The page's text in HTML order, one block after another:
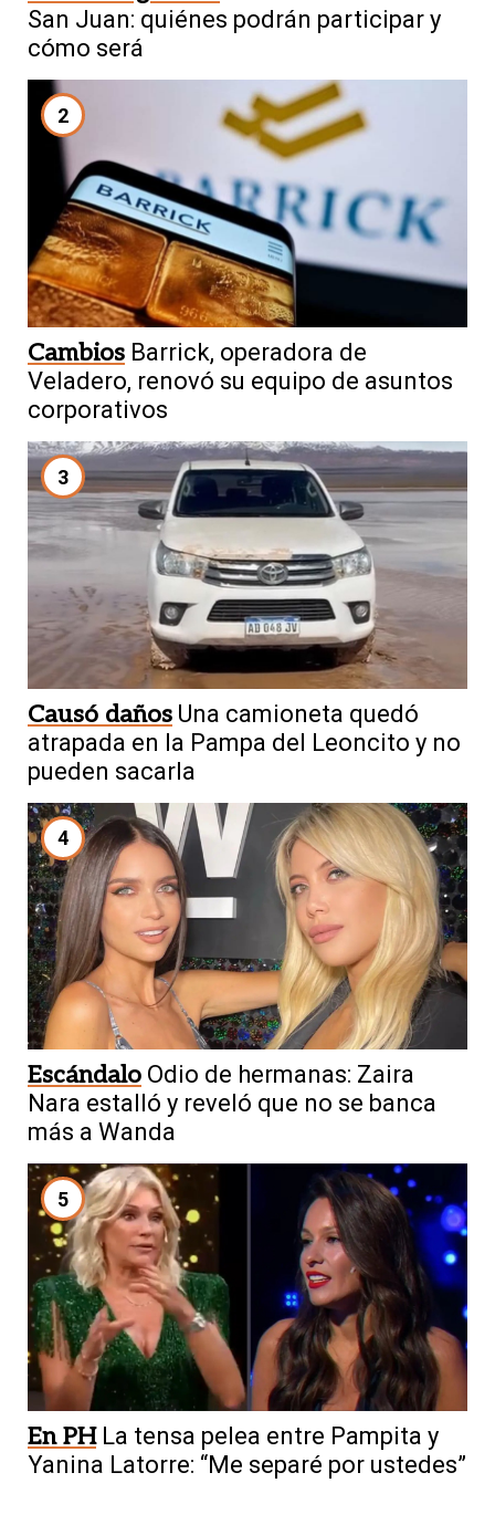
San Juan: quiénes podrán participar y
cómo será
2
Cambios Barrick, operadora de
Veladero, renovó su equipo de asuntos
corporativos
3
Causó daños Una camioneta quedó
atrapada en la Pampa del Leoncito y no
pueden sacarla
4
Escándalo Odio de hermanas: Zaira
Nara estalló y reveló que no se banca
más a Wanda
5
En PH La tensa pelea entre Pampita y
Yanina Latorre: “Me separé por ustedes”